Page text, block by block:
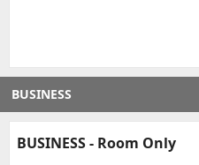
BUSINESS
BUSINESS - Room Only